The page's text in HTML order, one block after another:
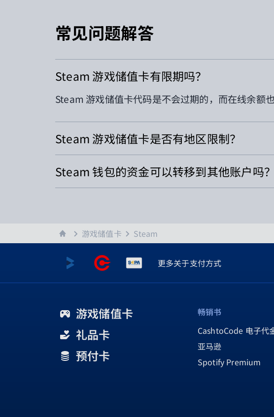
常见问题解答
Steam 游戏储值卡有限期吗？
Steam 游戏储值卡代码是不会过期的，而在线余额
Steam 游戏储值卡是否有地区限制？
Steam 钱包的资金可以转移到其他账户吗？
主页 游戏储值卡 Steam
更多关于支付方式
游戏储值卡
礼品卡
预付卡
畅销书
CashtoCode 电子代
亚马逊
Spotify Premium